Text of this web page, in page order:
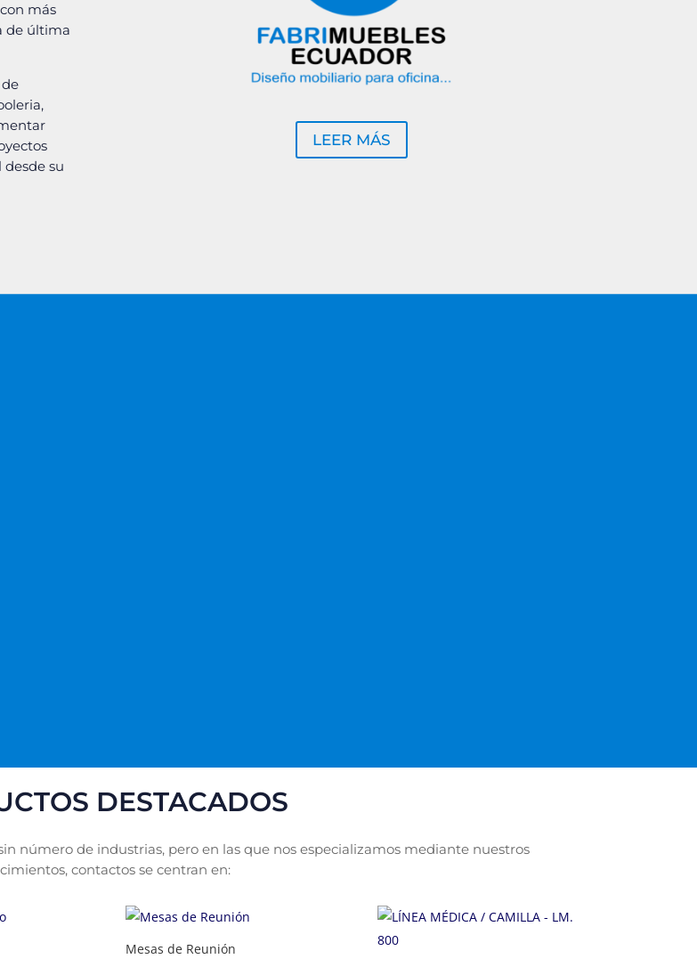
más
de última
su
LEER MÁS
DESTACADOS
número de industrias, pero en las que nos especializamos mediante nuestros
contactos se centran en:
Mesas de Reunión